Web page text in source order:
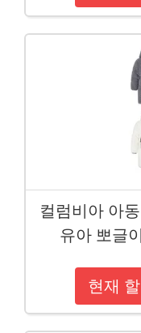
컬럼비아 아
유아 뽀글
현재